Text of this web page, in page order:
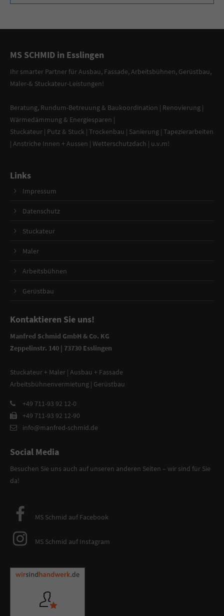
MS SCHMID in Esslingen
Ihr smarter PartnerfürAusbau, Fassade,Arbeitsbühnen, Gerüstbau,
Maler-& Stuckateur-Leistungen!
Beratung, Rundum-Betreuung & Baukoordination | Renovierung |
Wärmedämmung & Energiesparen |
Stuckateur | Putz & Stuck | Trockenbau | Sanierung | Tapezierarbeiten
| Anstriche Innen + Aussen | Wetterschutzdach | u.v.m!
Links
Impressum
Datenschutz
Stuckateur
Maler
Arbeitsbühnen
Gerüstbau
Kontaktieren Sie uns!
Manfred Schmid GmbH & Co. KG
Zeppelinstr. 140 | 73730 Esslingen
Stuckateur + Maler | Ausbau + Fassade
Arbeitsbühnenvermietung | Gerüstbau
+49 711-93 92 12-0
+49 711-93 92 12-90
info@manfred-schmid.de
Social Media
Besuchen Sie uns auch auf unseren anderen Seiten – wir sind für Sie
da!
MS Schmid auf Facebook
MS Schmid auf Instagram